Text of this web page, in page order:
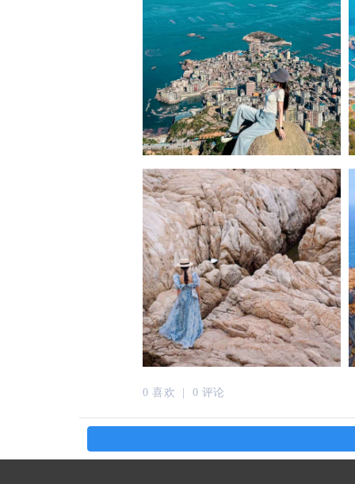
0 喜欢 | 0 评论